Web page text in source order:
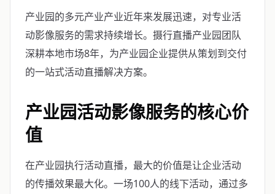
产业园的多元产业产业近年来发展迅速，对专业活
动影像服务的需求持续增长。摄行直播产业园团队
深耕本地市场8年，为产业园企业提供从策划到交付
的一站式活动直播解决方案。
产业园活动影像服务的核心价
值
在产业园执行活动直播，最大的价值是让企业活动
的传播效果最大化。一场100人的线下活动，通过多